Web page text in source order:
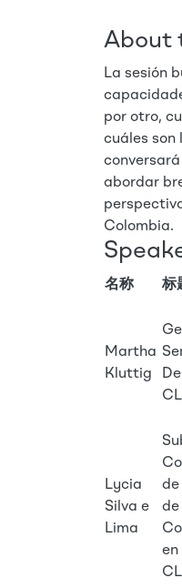
About
La sesión
por otro,
cuáles son
abordar
Colombia.
名称 标
Martha
Kluttig
Lycia
Silva e
Lima
de
de
en